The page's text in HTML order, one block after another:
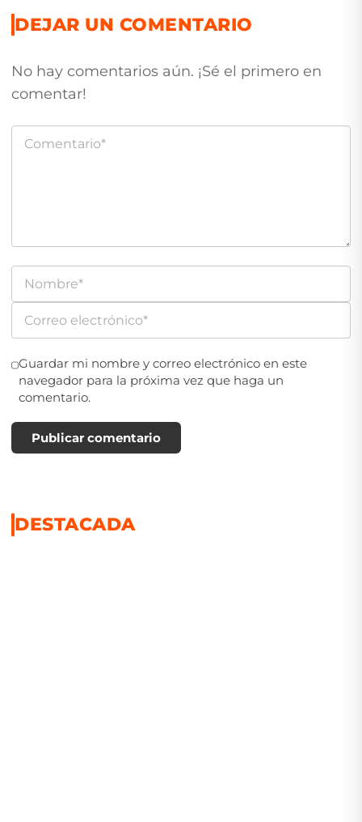
DEJAR UN COMENTARIO
No hay comentarios aún. ¡Sé el primero en
comentar!
Guardar mi nombre y correo electrónico en este
navegador para la próxima vez que haga un
comentario.
Publicar comentario
DESTACADA